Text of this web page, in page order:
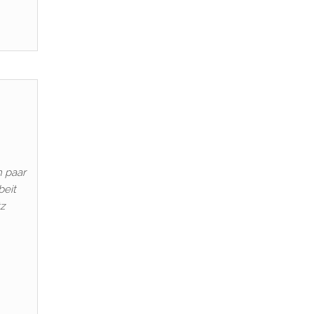
paar